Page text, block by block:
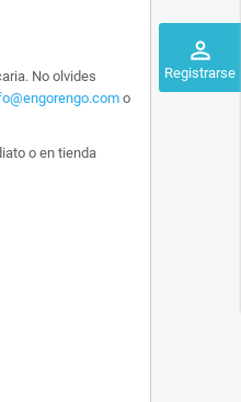
perm_identity
Registrarse
No olvides
o
o en tienda